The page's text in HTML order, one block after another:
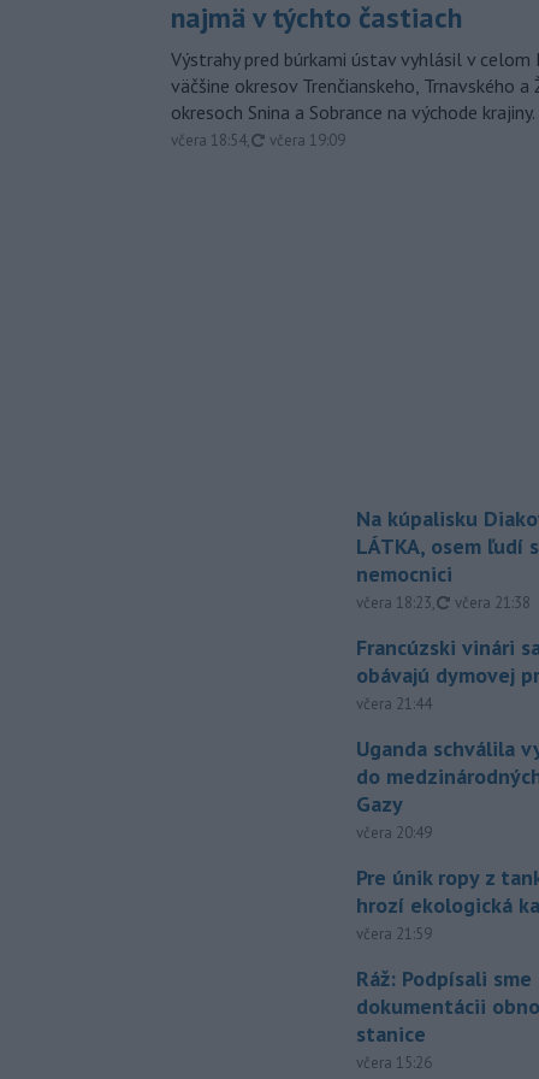
najmä v týchto častiach
Výstrahy pred búrkami ústav vyhlásil v
väčšine okresov Trenčianskeho, Trnavského a
okresoch Snina a Sobrance na východe krajiny.
včera 18:54, aktualizované
včera 19:09
Na kúpalisku
LÁTKA, osem ľudí
nemocnici
včera 18:23, včera 21:38
Francúzski vinári
obávajú dymovej
včera 21:44
Uganda schválila
do
Gazy
včera 20:49
Pre únik ropy z
hrozí ekologická
včera 21:59
Ráž: Podpísali
dokumentácii
stanice
včera 15:26